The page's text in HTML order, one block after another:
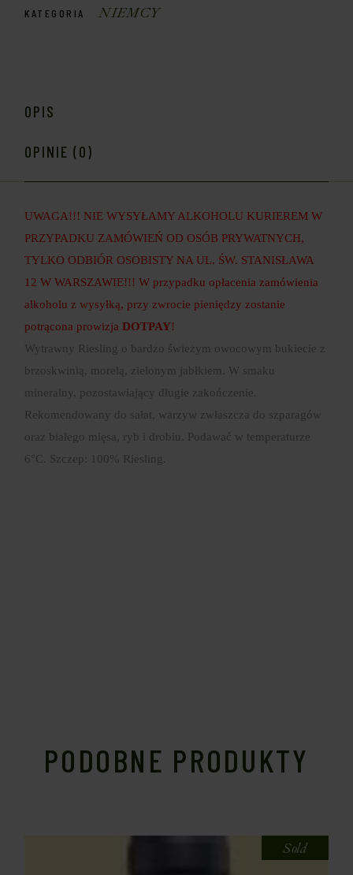
KATEGORIA NIEMCY
OPIS
OPINIE (0)
UWAGA!!! NIE WYSYŁAMY ALKOHOLU KURIEREM W
PRZYPADKU ZAMÓWIEŃ OD OSÓB PRYWATNYCH,
TYLKO ODBIÓR OSOBISTY NA UL. ŚW. STANISŁAWA
12 W WARSZAWIE!!! W przypadku opłacenia zamówienia
alkoholu z wysyłką, przy zwrocie pieniędzy zostanie
potrącona prowizjaDOTPAY!
Wytrawny Riesling o bardzo świeżym owocowym bukiecie z
brzoskwinią, morelą, zielonym jabłkiem. W smaku
mineralny, pozostawiający długie zakończenie.
Rekomendowany do sałat, warzyw zwłaszcza do szparagów
oraz białego mięsa, ryb i drobiu. Podawać w temperaturze
6°C. Szczep: 100% Riesling.
PODOBNE PRODUKTY
Sold